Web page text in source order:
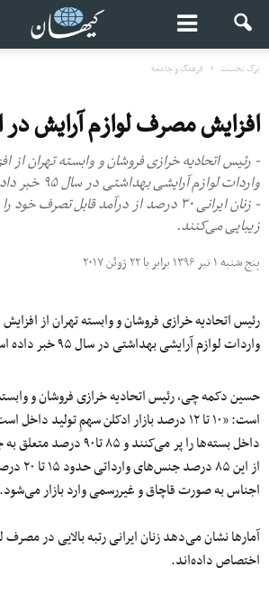
برگ نخست فرهنگ و جامعه
افزایش مصرف لوازم آرایش در
واردات لوازم آرایشی بهداشتی در سال ۹۵ خبر داده است.
- زنان ایرانی ۳۰ درصد از درآمد قابل
زیبایی می‌کنند.
پنج شنبه ۱ تیر ۱۳۹۶ برابر با ۲۲ ژوئن ۲۰۱۷
رئیس اتحادیه
واردات لوازم آرایشی بهداشتی در سال ۹۵ خبر داده است.
حسین دکمهچی، رئیس اتحادیه خرازی فروشان و
است: «۱۰ تا ۱۲ درصد بازار ادکلن سهمِ تولید
داخل بسته‌ها را پر می‌کنند
از این ۸۵ درصد جنس‌های
اجناس به صورت قاچاق و غیررسمی وارد بازار
آمارها نشانمی‌دهد زنان ایرانی رتبه بالایی در مصرف
اختصاصداده‌اند.